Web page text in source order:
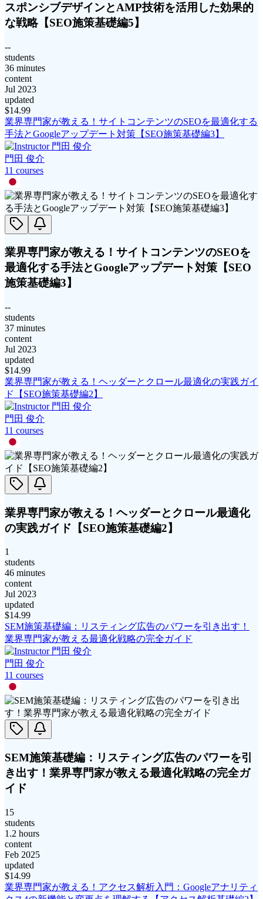
スポンシブデザインとAMP技術を活用した効果的
な戦略【SEO施策基礎編5】
--
students
36 minutes
content
Jul 2023
updated
$14.99
業界専門家が教える！サイトコンテンツのSEOを最適化する
手法とGoogleアップデート対策【SEO施策基礎編3】
門田 俊介
11 courses
業界専門家が教える！サイトコンテンツのSEOを
最適化する手法とGoogleアップデート対策【SEO
施策基礎編3】
--
students
37 minutes
content
Jul 2023
updated
$14.99
業界専門家が教える！ヘッダーとクロール最適化の実践ガイ
ド【SEO施策基礎編2】
門田 俊介
11 courses
業界専門家が教える！ヘッダーとクロール最適化
の実践ガイド【SEO施策基礎編2】
1
students
46 minutes
content
Jul 2023
updated
$14.99
SEM施策基礎編：リスティング広告のパワーを引き出す！
業界専門家が教える最適化戦略の完全ガイド
門田 俊介
11 courses
SEM施策基礎編：リスティング広告のパワーを引
き出す！業界専門家が教える最適化戦略の完全ガ
イド
15
students
1.2 hours
content
Feb 2025
updated
$14.99
業界専門家が教える！アクセス解析入門：Googleアナリティ